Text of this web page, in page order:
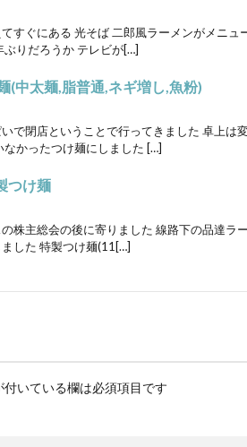
すぐにある 光そば 二郎風ラーメンがメニュ
ぶりだろうか テレビが[…]
(中太麺,脂普通,ネギ増し,魚粉)
で閉店ということで行ってきました 卓上は
かったつけ麺にしました […]
つけ麺
株主総会の後に寄りました 線路下の品達ラ
した 特製つけ麺(11[…]
付いている欄は必須項目です